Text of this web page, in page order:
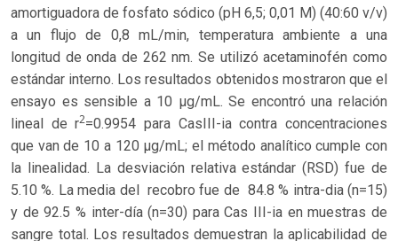
amortiguadora de fosfato sódico (pH 6,5; 0,01 M) (40:60 v/v)
a un flujo de 0,8 mL/min, temperatura ambiente a una
longitud de onda de 262 nm. Se utilizó acetaminofén como
estándar interno. Los resultados obtenidos mostraron que el
ensayo es sensible a 10 µg/mL. Se encontró una relación
lineal de r2=0.9954 para CasIII-ia contra concentraciones
que van de 10 a 120 µg/mL; el método analítico cumple con
la linealidad. La desviación relativa estándar (RSD) fue de
5.10 %. La media del recobro fue de 84.8 % intra-dia (n=15)
y de 92.5 % inter-día (n=30) para Cas III-ia en muestras de
sangre total. Los resultados demuestran la aplicabilidad de